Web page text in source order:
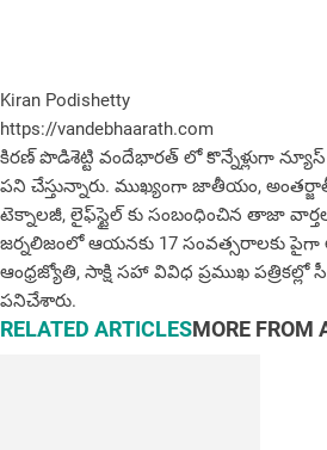
Kiran Podishetty
https://vandebhaarath.com
కిర‌ణ్ పొడిశెట్టి వందేభారత్ లో కొన్నేళ్లుగా
పని చేస్తున్నారు. ముఖ్యంగా జాతీయం,
టెక్నాల‌జీ, లైఫ్‌స్టైల్‌ కు సంబంధించిన తాజా
జర్నలిజంలో ఆయ‌న‌కు 17 సంవత్సరాలకు
ఆంధ్ర‌జ్యోతి, సాక్షి స‌హా వివిధ ప్ర‌ముఖ‌
ప‌నిచేశారు.
RELATED ARTICLESMORE FROM